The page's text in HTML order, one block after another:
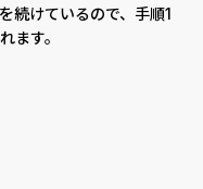
続けているので、手順1
ます。